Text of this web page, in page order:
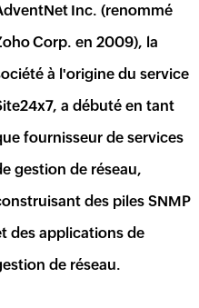
Inc. (renommé
Corp. en 2009), la
à l'origine du service
a débuté en tant
fournisseur de services
gestion de réseau,
des piles SNMP
des applications de
de réseau.